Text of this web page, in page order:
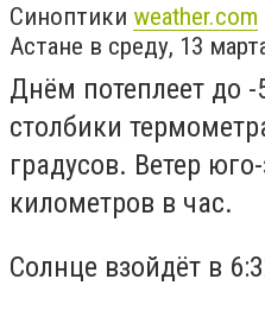
Синоптики weather.com
Астане в среду, 13
Днём потеплеет до
столбики
градусов. Ветер
километров в час.
Солнце взойдёт в